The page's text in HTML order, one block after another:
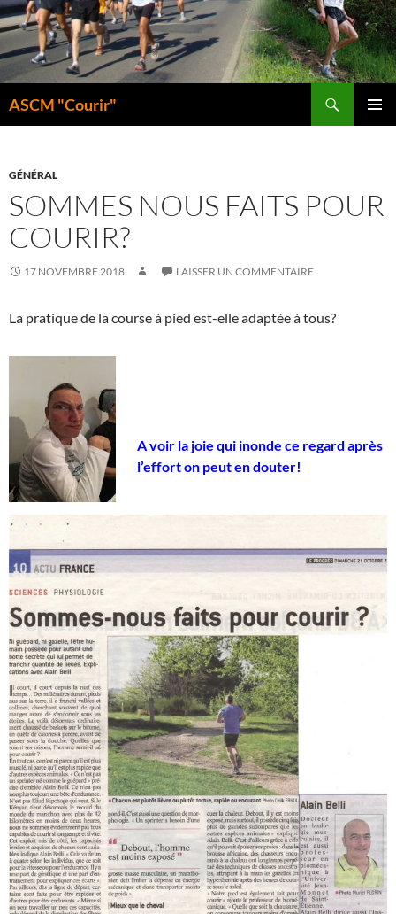
Aller
au
contenu
ASCM "Courir"
GÉNÉRAL
SOMMES NOUS FAITS POUR
COURIR?
17 NOVEMBRE 2018 LAISSER UN COMMENTAIRE
La pratique de la course à pied est-elle adaptée à tous?
A voir la joie qui inonde ce regard après
l’effort on peut en douter!